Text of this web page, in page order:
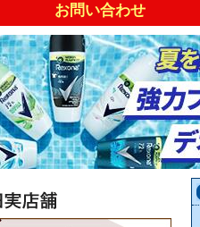
お問い合わせ